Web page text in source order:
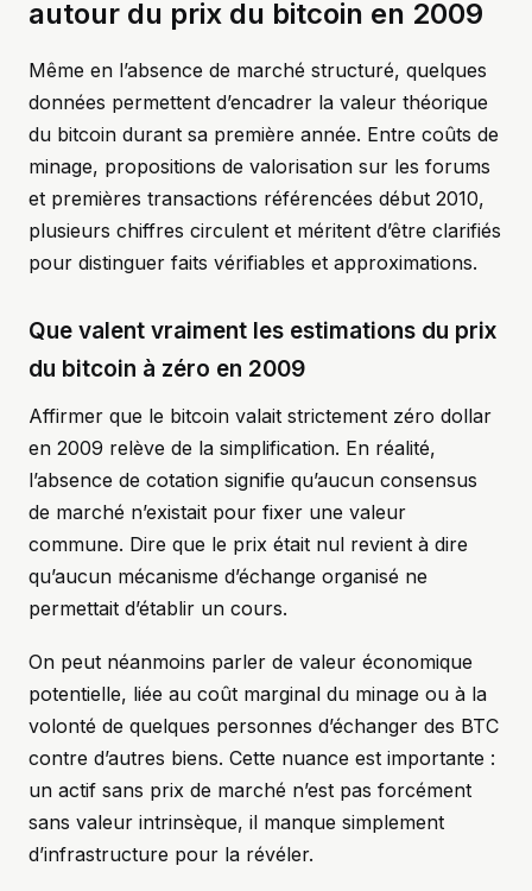
autour du prix du bitcoin en 2009
Même en l’absence de marché structuré, quelques
données permettent d’encadrer la valeur théorique
du bitcoin durant sa première année. Entre coûts de
minage, propositions de valorisation sur les forums
et premières transactions référencées début 2010,
plusieurs chiffres circulent et méritent d’être clarifiés
pour distinguer faits vérifiables et approximations.
Que valent vraiment les estimations du prix
du bitcoin à zéro en 2009
Affirmer que le bitcoin valait strictement zéro dollar
en 2009 relève de la simplification. En réalité,
l’absence de cotation signifie qu’aucun consensus
de marché n’existait pour fixer une valeur
commune. Dire que le prix était nul revient à dire
qu’aucun mécanisme d’échange organisé ne
permettait d’établir un cours.
On peut néanmoins parler de valeur économique
potentielle, liée au coût marginal du minage ou à la
volonté de quelques personnes d’échanger des BTC
contre d’autres biens. Cette nuance est importante :
un actif sans prix de marché n’est pas forcément
sans valeur intrinsèque, il manque simplement
d’infrastructure pour la révéler.